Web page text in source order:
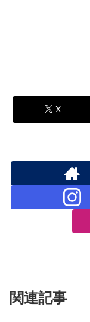
X
関連記事